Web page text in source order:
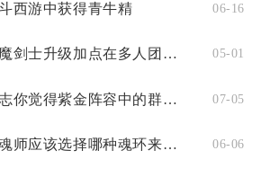
西游中获得青牛精 06-16
全民奇迹魔剑士升级加点在多人团队中有何影响 05-01
少年三国志你觉得紫金阵容中的群雄最佳选择是谁 07-05
斗罗大陆魂师应该选择哪种魂环来增强实力 06-06